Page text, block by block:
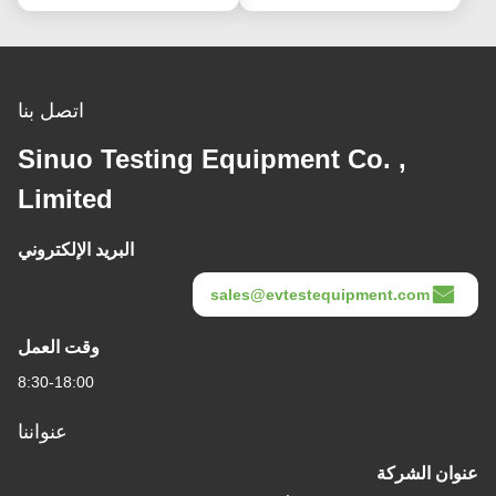
اتصل بنا
Sinuo Testing Equipment Co. ,
Limited
البريد الإلكتروني
sales@evtestequipment.com
وقت العمل
8:30-18:00
عنواننا
عنوان الشركة